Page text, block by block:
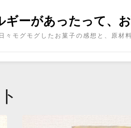
ギーがあったって、
日々モグモグしたお菓子の感想と、原材